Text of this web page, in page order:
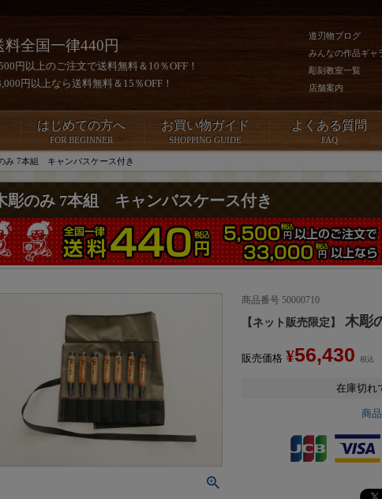
料全国一律440円
円以上のご注文で送料無料＆10％OFF！
円以上なら送料無料＆15％OFF！
道刃物ブログ
みんなの作品ギャ
彫刻教室一覧
店舗案内
はじめての方へ
FOR BEGINNER
お買い物ガイド
SHOPPING GUIDE
よくある質問
FAQ
み 7本組 キャンバスケース付き
彫のみ 7本組 キャンバスケース付き
商品番号 50000710
【ネット販売限定】 木彫
販売価格 ¥56,430 税込
在庫切れ
商